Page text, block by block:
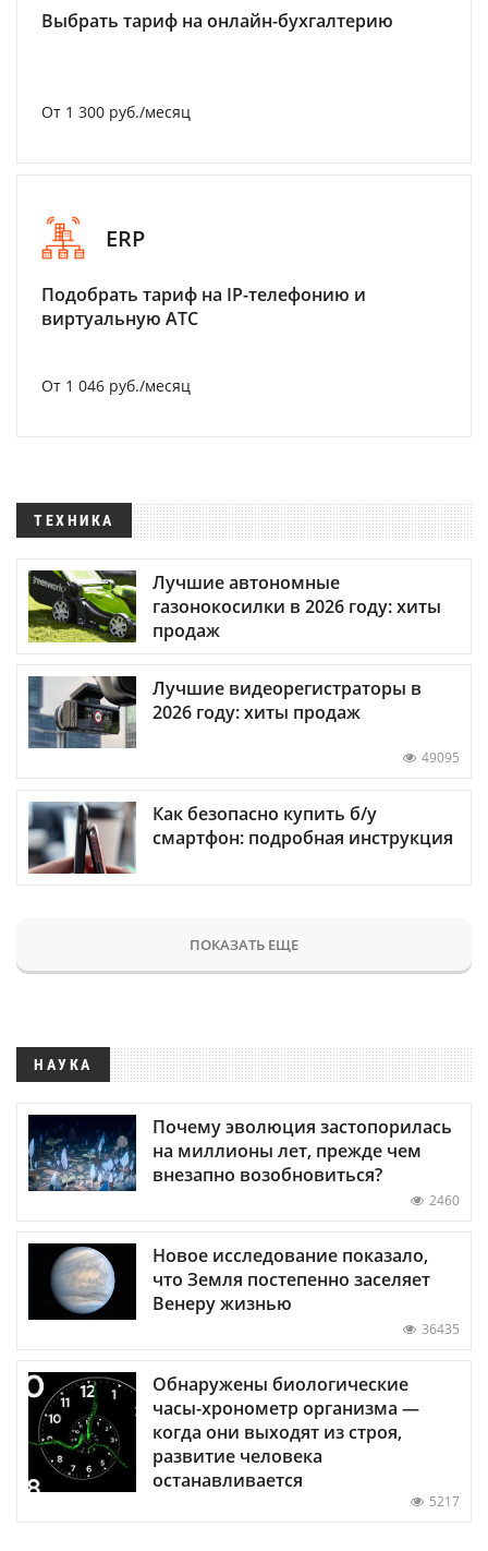
Выбрать тариф на онлайн-бухгалтерию
От 1 300 руб./месяц
ERP
Подобрать тариф на IP-телефонию и
виртуальную АТС
От 1 046 руб./месяц
ТЕХНИКА
Лучшие автономные
газонокосилки в 2026 году: хиты
продаж
Лучшие видеорегистраторы в
2026 году: хиты продаж
49095
Как безопасно купить б/у
смартфон: подробная инструкция
ПОКАЗАТЬ ЕЩЕ
НАУКА
Почему эволюция застопорилась
на миллионы лет, прежде чем
внезапно возобновиться?
2460
Новое исследование показало,
что Земля постепенно заселяет
Венеру жизнью
36435
Обнаружены биологические
часы-хронометр организма —
когда они выходят из строя,
развитие человека
останавливается
5217